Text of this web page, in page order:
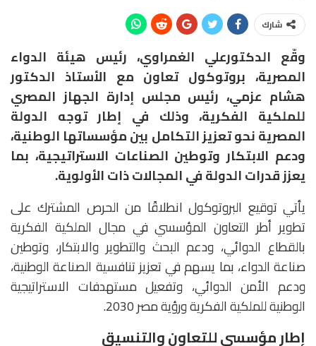
شارك
وقّع الدكتورعلي الغمراوي، رئيس هيئة الدواء
المصرية، بروتوكول تعاون مع الأستاذ الدكتور
هشام عزمي، رئيس مجلس إدارة الجهاز المصري
للملكية الفكرية، وذلك في إطار توجه الدولة
المصرية نحو تعزيز التكامل بين مؤسساتها الوطنية،
ودعم الابتكار وتوطين الصناعات الاستراتيجية، بما
يعزز قدرات الدولة في المجالات ذات الأولوية.
يأتي توقيع البروتوكول انطلاقًا من الحرص المشترك على
تطوير أطر التعاون المؤسسي في مجال الملكية الفكرية
بالقطاع الدوائي، ودعم البحث والتطوير والابتكار، وتوطين
صناعة الدواء، بما يسهم في تعزيز تنافسية الصناعة الوطنية،
ودعم الأمن الدوائي، وتفعيل مستهدفات الاستراتيجية
الوطنية للملكية الفكرية ورؤية مصر 2030.
إطار مؤسسي للتعاون والتنسيق